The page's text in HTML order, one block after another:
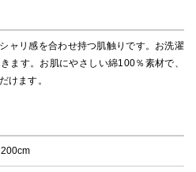
ャリ感を合わせ持つ肌触りです。お洗濯
ます。お肌にやさしい綿100％素材で、
けます。